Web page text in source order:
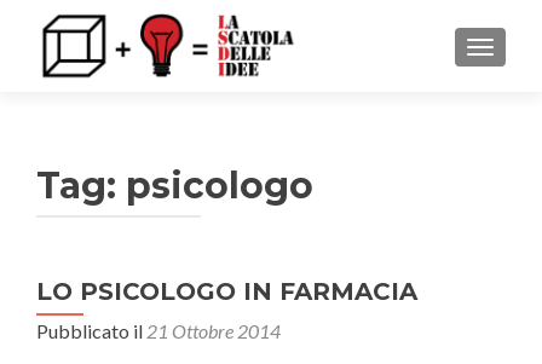
Tag: psicologo
LO PSICOLOGO IN FARMACIA
Pubblicato il 21 Ottobre 2014